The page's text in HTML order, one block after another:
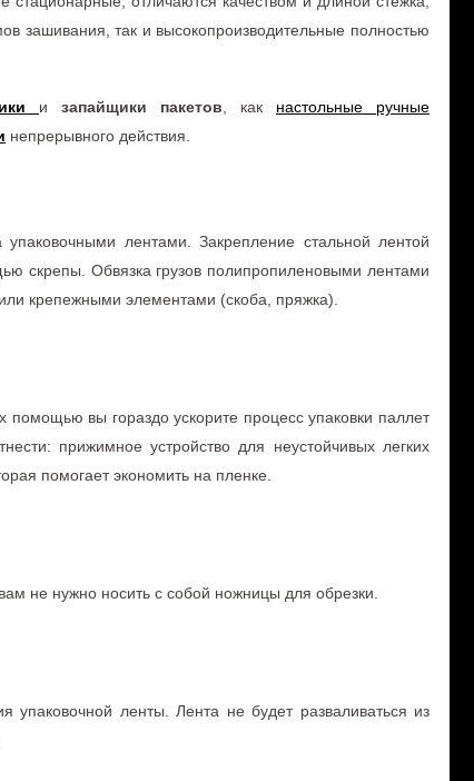
зашивания, так и высокопроизводительные полностью
и запайщики пакетов, как настольные ручные
непрерывного действия.
лентами. Закрепление стальной лентой
скрепы. Обвязка грузов полипропиленовыми лентами
крепежными элементами (скоба, пряжка).
вы гораздо ускорите процесс упаковки паллет
прижимное устройство для неустойчивых легких
помогает экономить на пленке.
не нужно носить с собой ножницы для обрезки.
ленты. Лента не будет разваливаться из